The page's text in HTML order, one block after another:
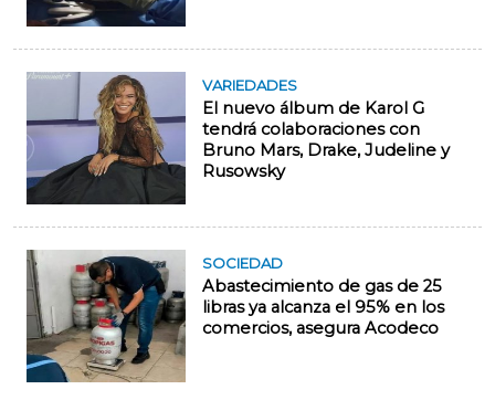
VARIEDADES
El nuevo álbum de Karol G
tendrá colaboraciones con
Bruno Mars, Drake, Judeline y
Rusowsky
SOCIEDAD
Abastecimiento de gas de 25
libras ya alcanza el 95% en los
comercios, asegura Acodeco